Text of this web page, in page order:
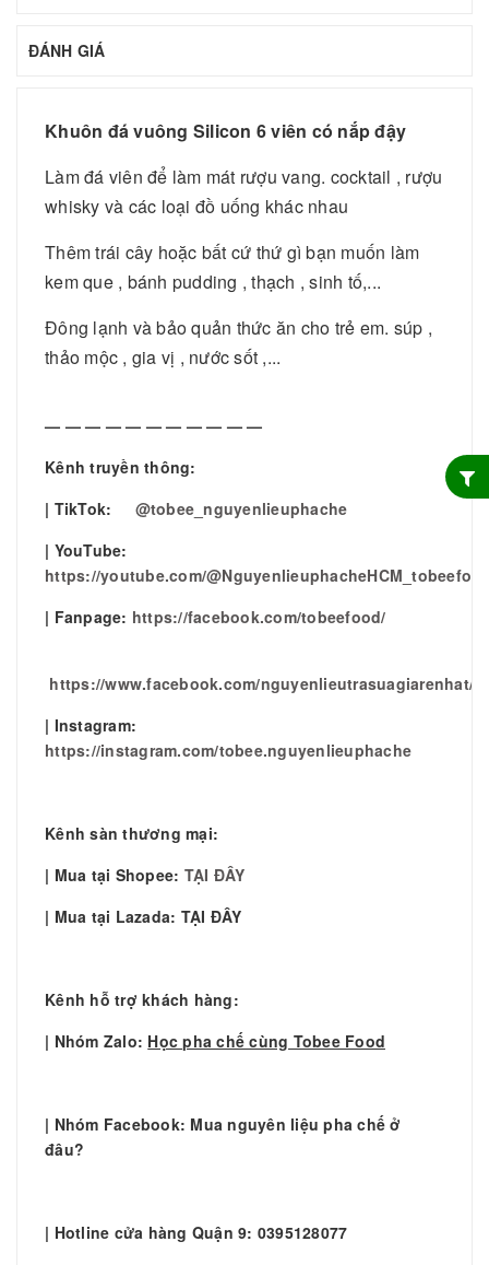
ĐÁNH GIÁ
Khuôn đá vuông Silicon 6 viên có nắp đậy
Làm đá viên để làm mát rượu vang. cocktail , rượu
whisky và các loại đồ uống khác nhau
Thêm trái cây hoặc bất cứ thứ gì bạn muốn làm
kem que , bánh pudding , thạch , sinh tố,...
Đông lạnh và bảo quản thức ăn cho trẻ em. súp ,
thảo mộc , gia vị , nước sốt ,...
— — — — — — — — — — —
Kênh truyền thông:
| TikTok: @tobee_nguyenlieuphache
| YouTube:
https://youtube.com/
| Fanpage: https://facebook.com/tobeefood/
https://www.facebook.com/nguyenlieutrasuagiarenhat/
| Instagram:
https://instagram.com/tobee.nguyenlieuphache
Kênh sàn thương mại:
| Mua tại Shopee: TẠI ĐÂY
| Mua tại Lazada: TẠI ĐÂY
Kênh hỗ trợ khách hàng:
| Nhóm Zalo: Học pha chế cùng Tobee Food
| Nhóm Facebook: Mua nguyên liệu pha chế ở
đâu?
| Hotline cửa hàng Quận 9: 0395128077